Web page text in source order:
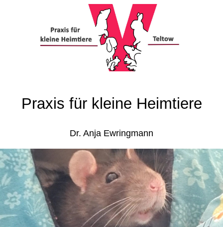
Praxis für kleine Heimtiere
Dr. Anja Ewringmann